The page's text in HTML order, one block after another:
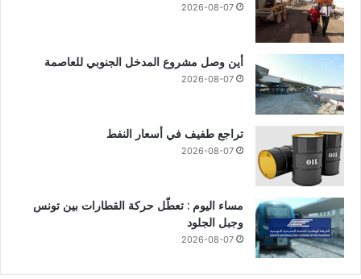
2026-08-07
أين وصل مشروع المدخل الجنوبي للعاصمة
2026-08-07
تراجع طفيف في أسعار النفط
2026-08-07
مساء اليوم : تعطّل حركة القطارات بين تونس
وجبل الجلود
2026-08-07